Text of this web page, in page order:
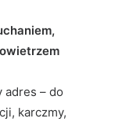
adres – do
karczmy,